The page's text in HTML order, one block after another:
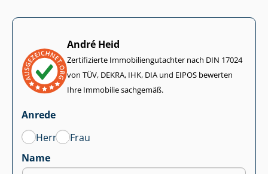
André Heid
Zertifizierte Im­mo­bi­li­en­gut­ach­ter nach DIN 17024
von TÜV, DEKRA, IHK, DIA und EIPOS bewerten
Ihre Immobilie sachgemäß.
Anrede
Herr
Frau
Name